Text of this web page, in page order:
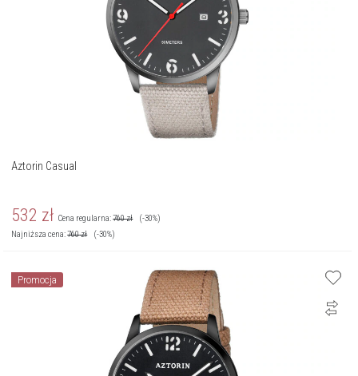
Aztorin Casual
532 zł Cena regularna:760zł
(-30%)
Najniższa cena:760zł (-30%)
Promocja